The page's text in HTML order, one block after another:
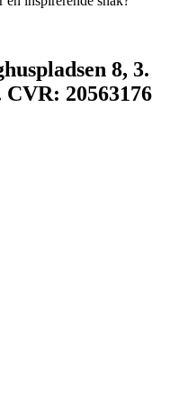
8, 3.
20563176